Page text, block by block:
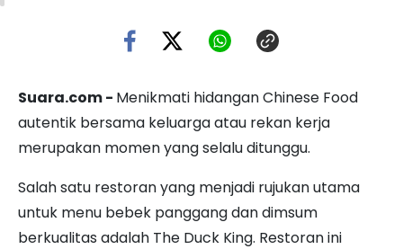
Suara.com - Menikmati hidangan Chinese Food
autentik bersama keluarga atau rekan kerja
merupakan momen yang selalu ditunggu.
Salah satu restoran yang menjadi rujukan utama
untuk menu bebek panggang dan dimsum
berkualitas adalah The Duck King. Restoran ini